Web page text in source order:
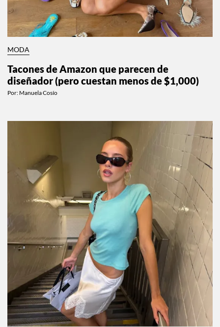
MODA
Tacones de Amazon que parecen de
diseñador (pero cuestan menos de $1,000)
Por: Manuela Cosío